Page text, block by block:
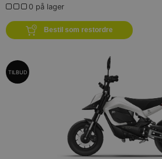
0 på lager
Bestil som restordre
TILBUD